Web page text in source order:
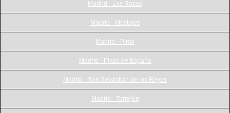
Madrid - Las Rozas
Madrid - Mostoles
Madrid - Pinto
Madrid - Plaza de España
Madrid - San Sebastian de los Reyes
Madrid - Torrejón